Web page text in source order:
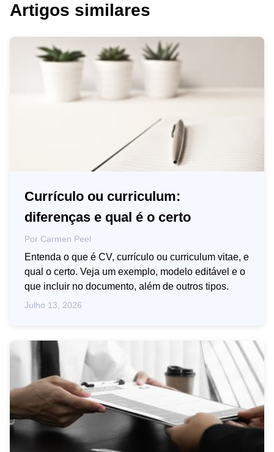
Artigos similares
Currículo ou curriculum:
diferenças e qual é o certo
Por Carmen Peel
Entenda o que é CV, currículo ou curriculum vitae, e
qual o certo. Veja um exemplo, modelo editável e o
que incluir no documento, além de outros tipos.
Julho 13, 2026